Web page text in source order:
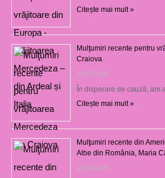
Citește mai mult »
Mulţumiri recente pentru
Craiova
22/07/2026
În disperare de cauză, am
Citește mai mult »
Mulţumiri recente din
Albe din România, Maria
23/08/2025